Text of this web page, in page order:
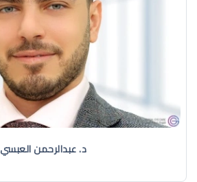
د. عبدالرحمن العبسي